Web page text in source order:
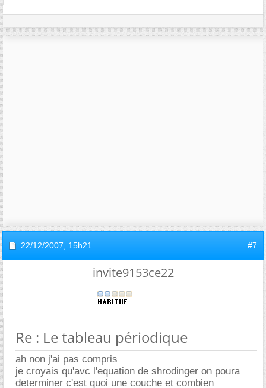
22/12/2007, 15h21 #7
invite9153ce22
Re : Le tableau périodique
ah non j'ai pas compris
je croyais qu'avc l'equation de shrodinger on poura
determiner c'est quoi une couche et combien